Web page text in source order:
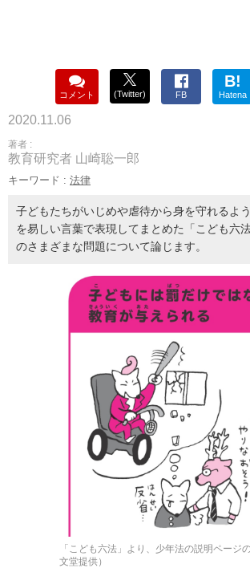
コメント (Twitter) FB
B!
Hatena
2020.11.06
著者 :
教育研究者 山崎聡一郎
キーワード : 法律
子どもたちがいじめや虐待から身を守れるよ
を易しい言葉で表現してまとめた「こども六
のさまざまな問題について論じます。
「こども六法」より、少年法の説明ページ
文堂提供）